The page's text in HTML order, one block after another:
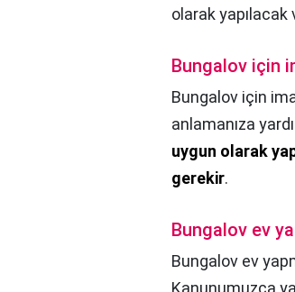
olarak yapılacak
Bungalov için
Bungalov için
anlamanıza
uygun olarak
gerekir.
Bungalov ev
Bungalov ev
Kanunumuzca